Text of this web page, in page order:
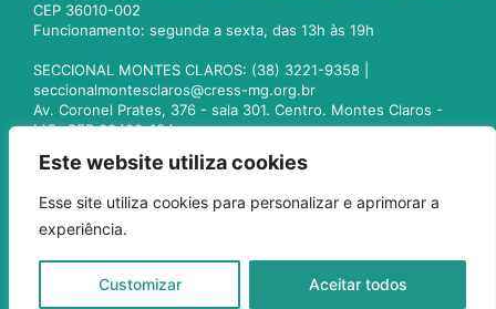
Este website utiliza cookies
Esse site utiliza cookies para personalizar e aprimorar a
experiência.
Customizar Aceitar todos
CEP 36010-002
Funcionamento: segunda a sexta, das 13h às 19h
SECCIONAL MONTES CLAROS: (38) 3221-9358 |
seccionalmontesclaros@cress-mg.org.br
Av. Coronel Prates, 376 - sala 301. Centro. Montes Claros -
MG. CEP 39400-104
seccionaluberlandia@cress-mg.org.br
Av. Afonso Pena, 547 - sala 101. Uberlândia - MG. CEP